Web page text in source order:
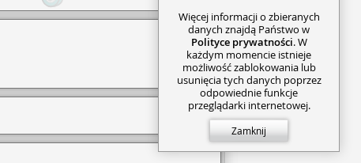
Więcej informacji o zbieranych
danych znajdą Państwo w
Polityce prywatności. W
każdym momencie istnieje
możliwość zablokowania lub
usunięcia tych danych poprzez
odpowiednie funkcje
przeglądarki internetowej.
Zamknij